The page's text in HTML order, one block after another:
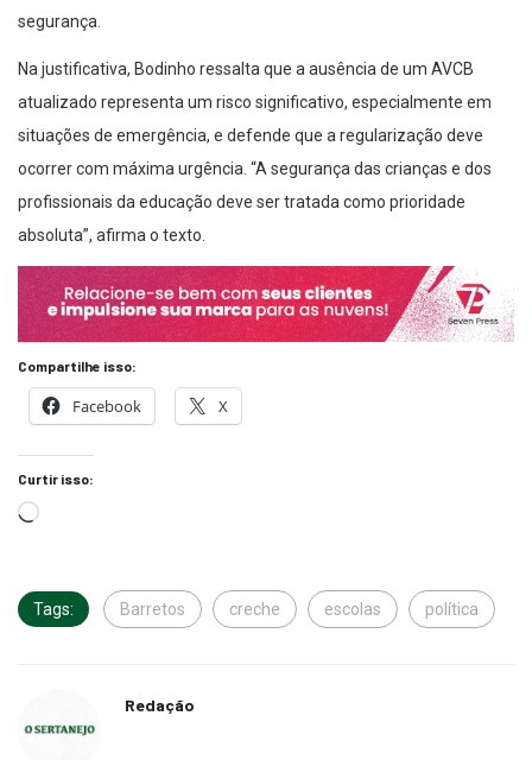
segurança.
Na justificativa, Bodinho ressalta que a ausência de um AVCB
atualizado representa um risco significativo, especialmente em
situações de emergência, e defende que a regularização deve
ocorrer com máxima urgência. “A segurança das crianças e dos
profissionais da educação deve ser tratada como prioridade
absoluta”, afirma o texto.
Compartilhe isso:
Facebook X
Curtir isso:
Tags: Barretos creche escolas política
Redação